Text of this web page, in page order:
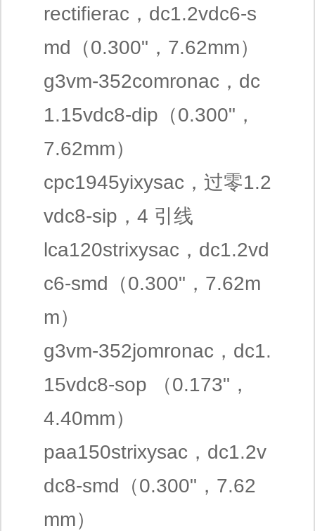
rectifierac，dc1.2vdc6-s
md（0.300"，7.62mm）
g3vm-352comronac，dc
1.15vdc8-dip（0.300"，
7.62mm）
cpc1945yixysac，过零1.2
vdc8-sip，4 引线
lca120strixysac，dc1.2vd
c6-smd（0.300"，7.62m
m）
g3vm-352jomronac，dc1.
15vdc8-sop （0.173"，
4.40mm）
paa150strixysac，dc1.2v
dc8-smd（0.300"，7.62
mm）